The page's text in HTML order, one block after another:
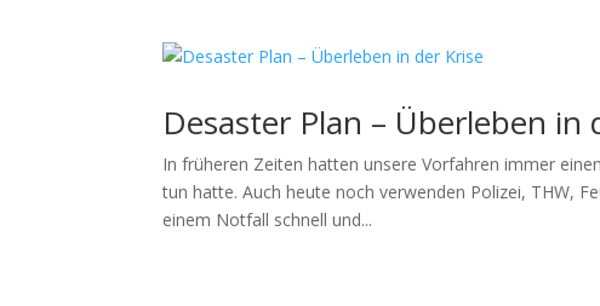
Desaster Plan – Überleben in
In früheren Zeiten hatten unsere Vorfahren immer
tun hatte. Auch heute noch verwenden Polizei, THW,
einem Notfall schnell und...